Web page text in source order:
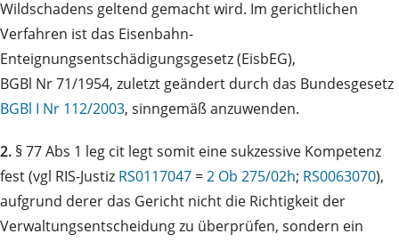
Wildschadens geltend gemacht wird. Im gerichtlichen
Verfahren ist das Eisenbahn-
Enteignungsentschädigungsgesetz (EisbEG),
BGBl Nr 71/1954, zuletzt geändert durch das Bundesgesetz
BGBl I Nr 112/2003, sinngemäß anzuwenden.
2. § 77 Abs 1 leg cit legt somit eine sukzessive Kompetenz
fest (vgl RIS-Justiz RS0117047 =2 Ob 275/02h; RS0063070),
aufgrund derer das Gericht nicht die Richtigkeit der
Verwaltungsentscheidung zu überprüfen, sondern ein